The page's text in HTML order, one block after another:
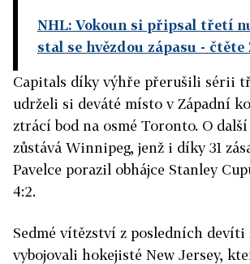
NHL: Vokoun si připsal třetí
stal se hvězdou zápasu - čtěte
Capitals díky výhře přerušili sérii
udrželi si deváté místo v Západní
ztrácí bod na osmé Toronto. O
zůstává Winnipeg, jenž i díky 31
Pavelce porazil obhájce Stanley
4:2.
Sedmé vítězství z posledních devíti
vybojovali hokejisté New Jersey,